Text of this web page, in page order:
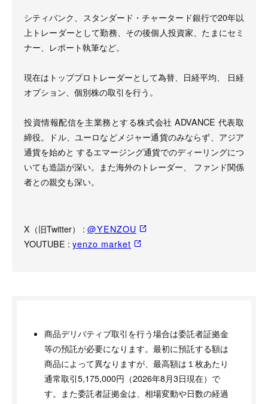
シティバンク、スタンダード・チャータード銀行で20年以
上トレーダーとして勤務、その後個人投資家、たまにセミ
ナー、レポート執筆など。
現在はトッププロトレーダーとして為替、日経平均、 日経
オプション、個別株の取引を行う。
投資情報配信を主業務とする株式会社 ADVANCE 代表取
締役。ドル、ユーロなどメジャー通貨のみならず、アジア
通貨を始めと するエマージング通貨でのディーリングにつ
いても造詣が深い。また海外のトレーダー、 ファンド関係
者との親交も深い。
X（旧Twitter） : @YENZOU
YOUTUBE : yenzo market
商品デリバティブ取引を行う場合は委託者証拠金
等の預託が必要になります。最初に預託する額は
商品によって異なりますが、最高額は１枚あたり
通常取引5,175,000円（2026年8月3日現在）で
す。また委託者証拠金は、相場変動や日数の経過